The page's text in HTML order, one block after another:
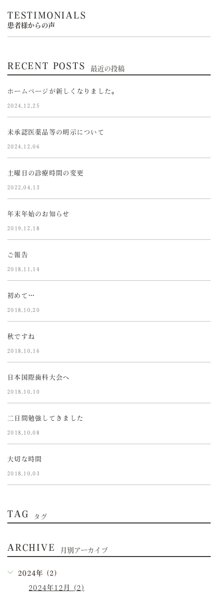
TESTIMONIALS
患者様からの声
RECENT POSTS 最近の投稿
ホームページが新しくなりました。
2024.12.25
未承認医薬品等の明示について
2024.12.06
土曜日の診療時間の変更
2022.04.13
年末年始のお知らせ
2019.12.18
ご報告
2018.11.14
初めて…
2018.10.20
秋ですね
2018.10.16
日本国際歯科大会へ
2018.10.10
二日間勉強してきました
2018.10.08
大切な時間
2018.10.03
TAG タグ
ARCHIVE 月別アーカイブ
2024年 (2)
2024年12月 (2)